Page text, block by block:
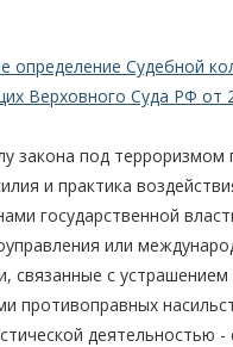
определение Судебной
Верховного Суда РФ от
закона под терроризмом
и практика
государственной
или
связанные с устрашением
противоправных
деятельностью